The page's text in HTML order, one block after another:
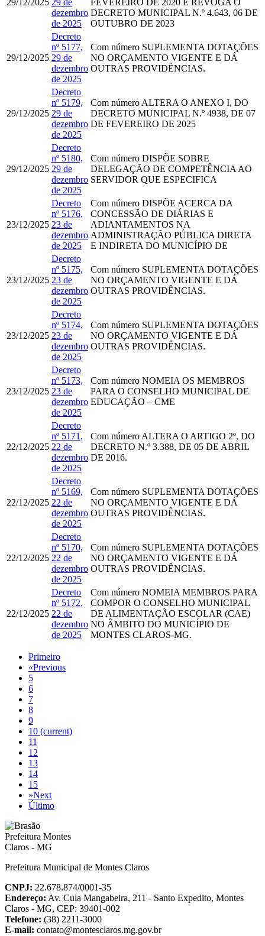
dezembro
de 2025
DECRETO MUNICIPAL N.º 4.643, 06 DE
OUTUBRO DE 2023
29/12/2025
Decreto
nº 5177,
29 de
dezembro
de 2025
Com número SUPLEMENTA DOTAÇÕES
NO ORÇAMENTO VIGENTE E DÁ
OUTRAS PROVIDÊNCIAS.
29/12/2025
Decreto
nº 5179,
29 de
dezembro
de 2025
Com número ALTERA O ANEXO I, DO
DECRETO MUNICIPAL N.º 4938, DE 07
DE FEVEREIRO DE 2025
29/12/2025
Decreto
nº 5180,
29 de
dezembro
de 2025
Com número DISPÕE SOBRE
DELEGAÇÃO DE COMPETÊNCIA AO
SERVIDOR QUE ESPECIFICA
23/12/2025
Decreto
nº 5176,
23 de
dezembro
de 2025
Com número DISPÕE ACERCA DA
CONCESSÃO DE DIÁRIAS E
ADIANTAMENTOS NA
ADMINISTRAÇÃO PÚBLICA DIRETA
E INDIRETA DO MUNICÍPIO DE
23/12/2025
Decreto
nº 5175,
23 de
dezembro
de 2025
Com número SUPLEMENTA DOTAÇÕES
NO ORÇAMENTO VIGENTE E DÁ
OUTRAS PROVIDÊNCIAS.
23/12/2025
Decreto
nº 5174,
23 de
dezembro
de 2025
Com número SUPLEMENTA DOTAÇÕES
NO ORÇAMENTO VIGENTE E DÁ
OUTRAS PROVIDÊNCIAS.
23/12/2025
Decreto
nº 5173,
23 de
dezembro
de 2025
Com número NOMEIA OS MEMBROS
PARA O CONSELHO MUNICIPAL DE
EDUCAÇÃO – CME
22/12/2025
Decreto
nº 5171,
22 de
dezembro
de 2025
Com número ALTERA O ARTIGO 2º, DO
DECRETO N.º 3.388, DE 05 DE ABRIL
DE 2016.
22/12/2025
Decreto
nº 5169,
22 de
dezembro
de 2025
Com número SUPLEMENTA DOTAÇÕES
NO ORÇAMENTO VIGENTE E DÁ
OUTRAS PROVIDÊNCIAS.
22/12/2025
Decreto
nº 5170,
22 de
dezembro
de 2025
Com número SUPLEMENTA DOTAÇÕES
NO ORÇAMENTO VIGENTE E DÁ
OUTRAS PROVIDÊNCIAS.
22/12/2025
Decreto
nº 5172,
22 de
dezembro
de 2025
Com número NOMEIA MEMBROS PARA
COMPOR O CONSELHO MUNICIPAL
DE ALIMENTAÇÃO ESCOLAR (CAE)
NO ÂMBITO DO MUNICÍPIO DE
MONTES CLAROS-MG.
Primeiro
«Previous
5
6
7
8
9
10 (current)
11
12
13
14
15
»Next
Último
Prefeitura Municipal de Montes Claros
CNPJ: 22.678.874/0001-35
Endereço: Av. Cula Mangabeira, 211 - Santo Expedito, Montes
Claros - MG, CEP: 39401-002
Telefone: (38) 2211-3000
E-mail: contato@montesclaros.mg.gov.br